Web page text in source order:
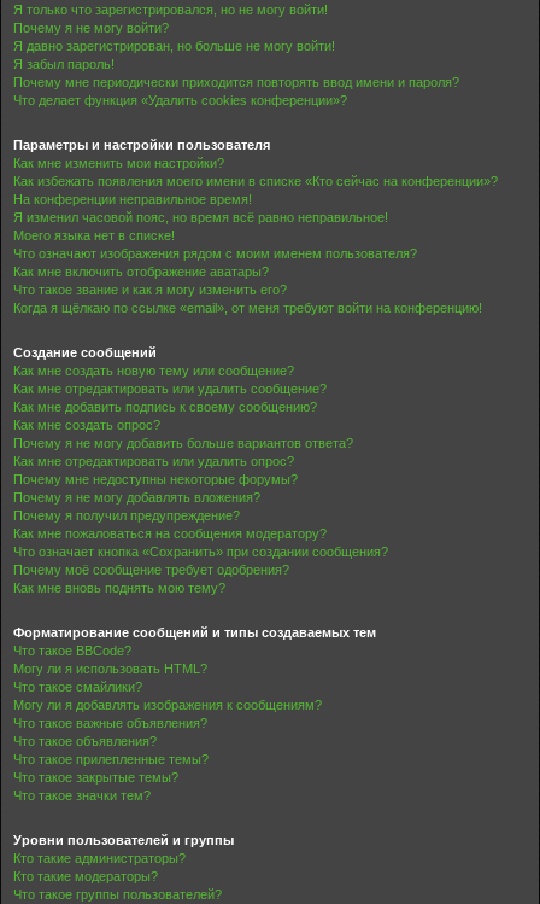
Я только что зарегистрировался, но не могу войти!
Почему я не могу войти?
Я давно зарегистрирован, но больше не могу войти!
Я забыл пароль!
Почему мне периодически приходится повторять ввод имени и пароля?
Что делает функция «Удалить cookies конференции»?
Параметры и настройки пользователя
Как мне изменить мои настройки?
Как избежать появления моего имени в списке «Кто сейчас на конференции»?
На конференции неправильное время!
Я изменил часовой пояс, но время всё равно неправильное!
Моего языка нет в списке!
Что означают изображения рядом с моим именем пользователя?
Как мне включить отображение аватары?
Что такое звание и как я могу изменить его?
Когда я щёлкаю по ссылке «email», от меня требуют войти на конференцию!
Создание сообщений
Как мне создать новую тему или сообщение?
Как мне отредактировать или удалить сообщение?
Как мне добавить подпись к своему сообщению?
Как мне создать опрос?
Почему я не могу добавить больше вариантов ответа?
Как мне отредактировать или удалить опрос?
Почему мне недоступны некоторые форумы?
Почему я не могу добавлять вложения?
Почему я получил предупреждение?
Как мне пожаловаться на сообщения модератору?
Что означает кнопка «Сохранить» при создании сообщения?
Почему моё сообщение требует одобрения?
Как мне вновь поднять мою тему?
Форматирование сообщений и типы создаваемых тем
Что такое BBCode?
Могу ли я использовать HTML?
Что такое смайлики?
Могу ли я добавлять изображения к сообщениям?
Что такое важные объявления?
Что такое объявления?
Что такое прилепленные темы?
Что такое закрытые темы?
Что такое значки тем?
Уровни пользователей и группы
Кто такие администраторы?
Кто такие модераторы?
Что такое группы пользователей?